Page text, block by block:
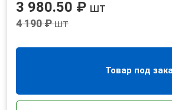
3 980.50 ₽ шт
4 190 ₽шт
Товар под